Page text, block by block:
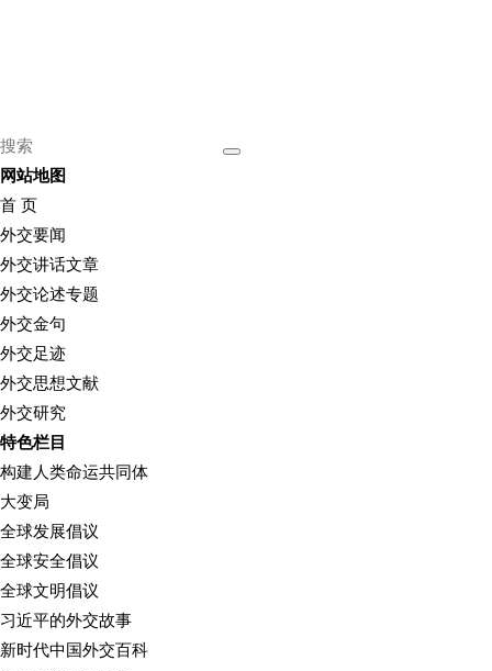
网站地图
首 页
外交要闻
外交讲话文章
外交论述专题
外交金句
外交足迹
外交思想文献
外交研究
特色栏目
构建人类命运共同体
大变局
全球发展倡议
全球安全倡议
全球文明倡议
习近平的外交故事
新时代中国外交百科